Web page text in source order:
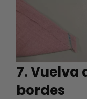
7. Vuelva
bordes